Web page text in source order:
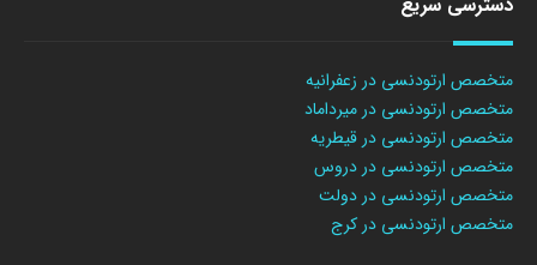
متخصص ارتودنسی در زعفرانیه
متخصص ارتودنسی در میرداماد
متخصص ارتودنسی در قیطریه
متخصص ارتودنسی در دروس
متخصص ارتودنسی در دولت
متخصص ارتودنسی در کرج